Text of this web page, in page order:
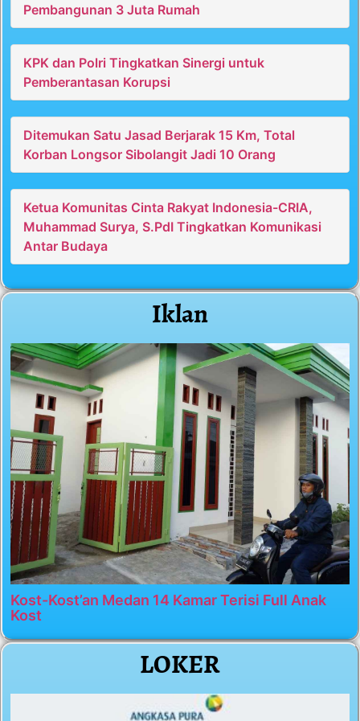
Pembangunan 3 Juta Rumah
KPK dan Polri Tingkatkan Sinergi untuk
Pemberantasan Korupsi
Ditemukan Satu Jasad Berjarak 15 Km, Total
Korban Longsor Sibolangit Jadi 10 Orang
Ketua Komunitas Cinta Rakyat Indonesia-CRIA,
Muhammad Surya, S.PdI Tingkatkan Komunikasi
Antar Budaya
Iklan
Kost-Kost’an Medan 14 Kamar Terisi Full Anak
Kost
LOKER